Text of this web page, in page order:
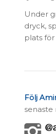
Under
dryck,
plats för
Följ
senaste